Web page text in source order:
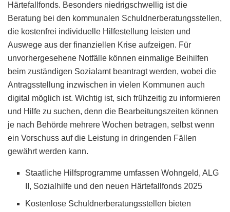
Härtefallfonds. Besonders niedrigschwellig ist die
Beratung bei den kommunalen Schuldnerberatungsstellen,
die kostenfrei individuelle Hilfestellung leisten und
Auswege aus der finanziellen Krise aufzeigen. Für
unvorhergesehene Notfälle können einmalige Beihilfen
beim zuständigen Sozialamt beantragt werden, wobei die
Antragsstellung inzwischen in vielen Kommunen auch
digital möglich ist. Wichtig ist, sich frühzeitig zu informieren
und Hilfe zu suchen, denn die Bearbeitungszeiten können
je nach Behörde mehrere Wochen betragen, selbst wenn
ein Vorschuss auf die Leistung in dringenden Fällen
gewährt werden kann.
Staatliche Hilfsprogramme umfassen Wohngeld, ALG
II, Sozialhilfe und den neuen Härtefallfonds 2025
Kostenlose Schuldnerberatungsstellen bieten